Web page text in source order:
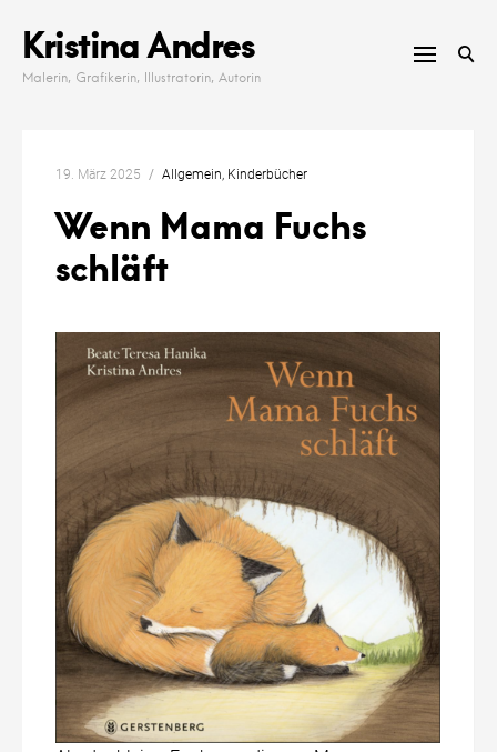
content
Kristina Andres
Malerin, Grafikerin, Illustratorin, Autorin
19. März 2025 Allgemein Kinderbücher
Wenn Mama Fuchs
schläft